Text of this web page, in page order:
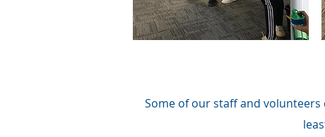
Some of our staff and